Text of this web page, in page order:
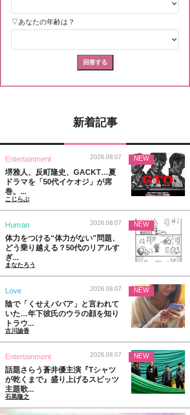
新着記事
Entertainment 2026.08.07
堺雅人、反町隆史、GACKT…夏
ドラマを「50代イケオジ」が席
巻。...
こじらぶ
NEW
Human 2026.08.07
体力をつける“体力がない”問題、
どう乗り越える？50代のリアルす
ぎ...
まなたろう
NEW
Love 2026.08.07
陰で「くせえババア」と言われて
いた…年下彼氏のウラの顔を知り
トラウ...
古川諭香
NEW
Entertainment 2026.08.07
話題さらう蒼井優主演『Tシャツ
が乾くまで』盛り上げるスピッツ
主題歌...
石黒隆之
NEW